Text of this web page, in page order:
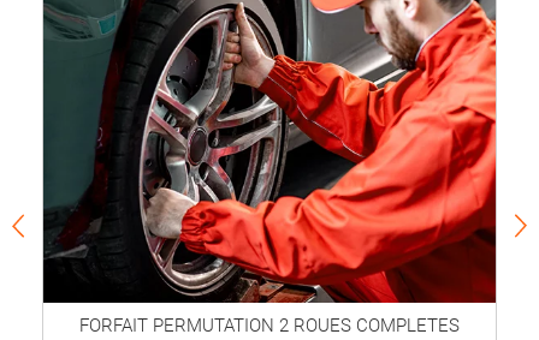
FORFAIT PERMUTATION 2 ROUES COMPLETES